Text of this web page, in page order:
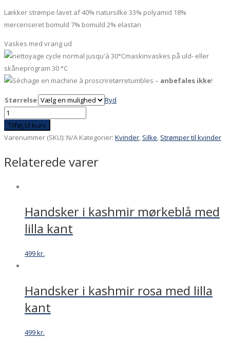
Lækker strømpe lavet af 40% natursilke 33% polyamid 18%
merceriseret bomuld 7% bomuld 2% elastan
Vaskes med vrang ud
maskinvaskes på uld- eller
skåneprogram 30 °C
tørretumbles – anbefales ikke!
Størrelse
Ryd
Strømpe
silke
pink
rød
Tilføj til kurv
Varenummer (SKU): N/A Kategorier: Kvinder Silke Strømper til kvinder
Relaterede varer
Handsker i kashmir mørkeblå med
lilla kant
499kr.
Handsker i kashmir rosa med lilla
kant
499kr.